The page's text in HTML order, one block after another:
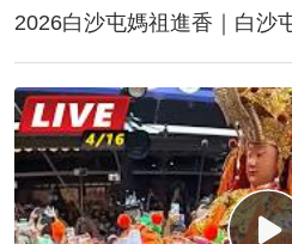
2026白沙屯媽祖進香｜白沙